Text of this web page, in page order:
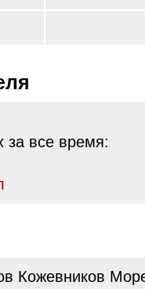
за все время:
Кожевников